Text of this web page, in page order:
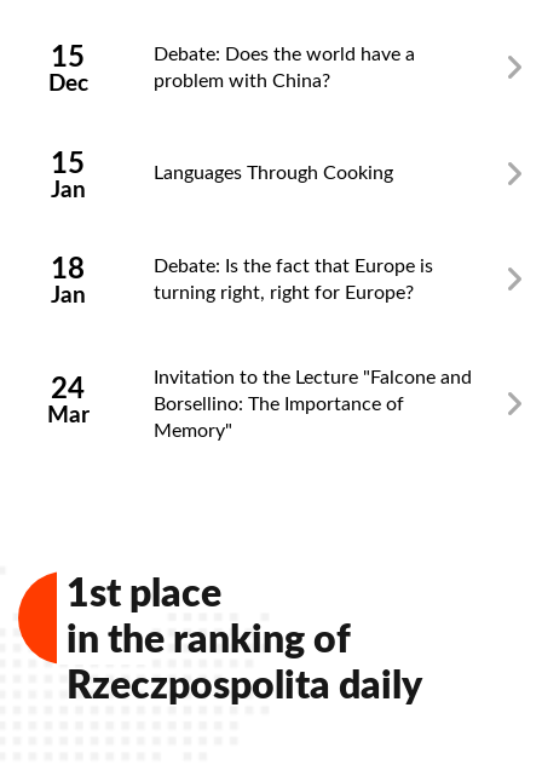
15
Dec
Debate: Does the world have a
problem with China?
15
Jan
Languages Through Cooking
18
Jan
Debate: Is the fact that Europe is
turning right, right for Europe?
24
Mar
Invitation to the Lecture "Falcone and
Borsellino: The Importance of
Memory"
1st place
in the ranking of
Rzeczpospolita daily